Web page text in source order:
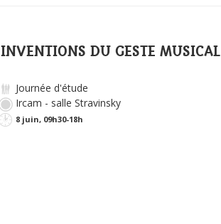
INVENTIONS DU GESTE MUSICAL
Journée d'étude
Ircam - salle Stravinsky
8 juin, 09h30-18h